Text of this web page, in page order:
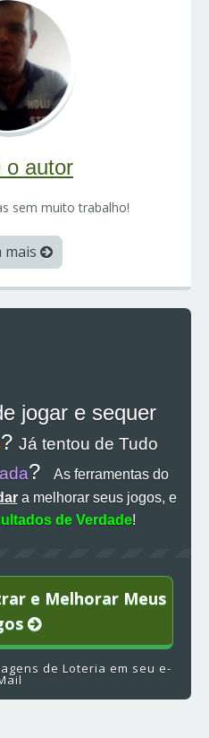
o autor
sem muito trabalho!
mais
jogar e sequer
? Já tentou de Tudo
?
As ferramentas do
a melhorar seus jogos, e
de Verdade!
e Melhorar Meus
de Loteria em seu e-